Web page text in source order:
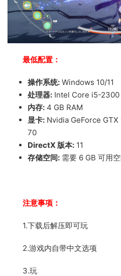
最低配置：
操作系统: Windows 10/11
处理器: Intel Core i5-2300
内存: 4 GB RAM
显卡: Nvidia GeForce
70
DirectX 版本: 11
存储空间: 需要 6 GB 可用
注意事项：
1.下载后解压即可玩
2.游戏内自带中文选项
3.玩